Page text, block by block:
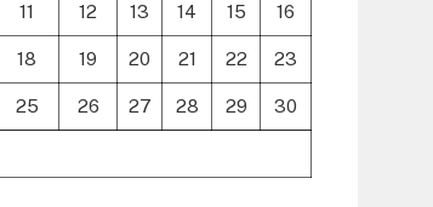
11 12 13 14 15 16
18 19 20 21 22 23
25 26 27 28 29 30